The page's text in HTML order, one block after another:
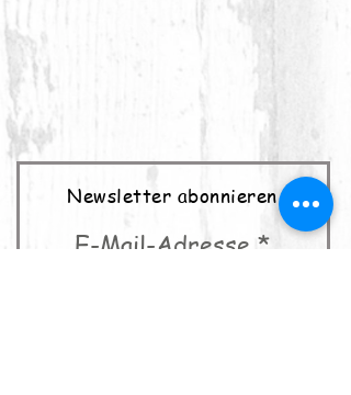
Newsletter abonnieren
E-Mail-Adresse